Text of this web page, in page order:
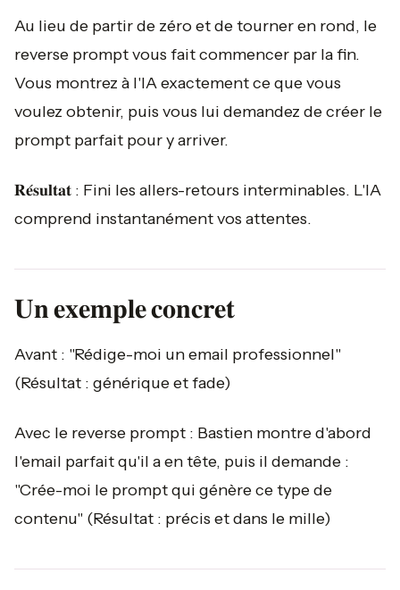
Au lieu de partir de zéro et de tourner en rond, le
reverse prompt vous fait commencer par la fin.
Vous montrez à l'IA exactement ce que vous
voulez obtenir, puis vous lui demandez de créer le
prompt parfait pour y arriver.
𝐑𝐞́𝐬𝐮𝐥𝐭𝐚𝐭 : Fini les allers-retours interminables. L'IA
comprend instantanément vos attentes.
𝐔𝐧 𝐞𝐱𝐞𝐦𝐩𝐥𝐞 𝐜𝐨𝐧𝐜𝐫𝐞𝐭
Avant : "Rédige-moi un email professionnel"
(Résultat : générique et fade)
Avec le reverse prompt : Bastien montre d'abord
l'email parfait qu'il a en tête, puis il demande :
"Crée-moi le prompt qui génère ce type de
contenu" (Résultat : précis et dans le mille)